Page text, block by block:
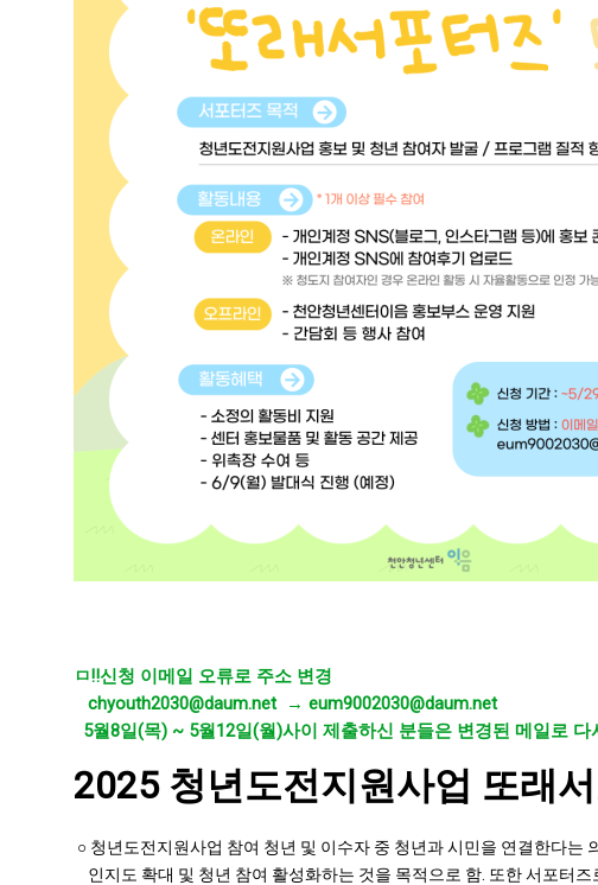
ㅁ‼️신청 이메일 오류로 주소 변경
chyouth2030@daum.net → eum9002030@daum.net
5월8일(목) ~ 5월12일(월)사이 제출하신 분들은 변경된 메일로 다
2025 청년도전지원사업 또래
○ 청년도전지원사업 참여 청년 및 이수자 중 청년과 시민을 연결한다는
인지도 확대 및 청년 참여 활성화하는 것을 목적으로 함. 또한 서포터